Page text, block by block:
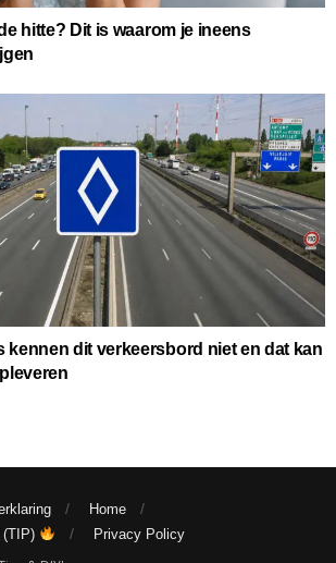
hitte? Dit is waarom je ineens
kennen dit verkeersbord niet en dat kan
Home
(TIP)
Privacy Policy